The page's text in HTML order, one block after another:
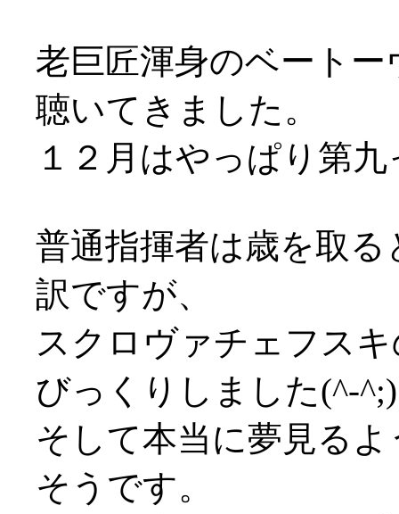
老巨匠渾身のベート
聴いてきました。
１２月はやっぱり第
普通指揮者は歳を取
訳ですが、
スクロヴァチェフス
びっくりしました(^-^;)
そして本当に夢見る
そうです。